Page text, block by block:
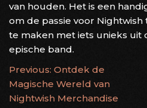
van houden. Het is een
om de passie voor
te maken met iets unieks uit
epische band.
Previous: Ontdek de
Magische Wereld van
Nightwish Merchandise